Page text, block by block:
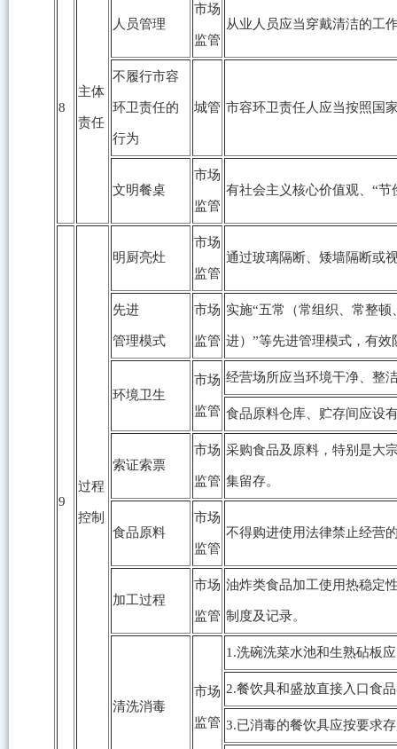
8
主体
责任
人员管理
市场
监管
从业人员应当穿戴清洁的工
不履行市容
环卫责任的
行为
城管 市容环卫责任人应当按照国
文明餐桌
市场
监管
有社会主义核心价值观、“
9
过程
控制
明厨亮灶
市场
监管
通过玻璃隔断、矮墙隔断或
先进
管理模式
市场
监管
实施“五常（常组织、常整
进）”等先进管理模式，有
环境卫生
市场
监管
经营场所应当环境干净、整
食品原料仓库、贮存间应设
索证索票
市场
监管
采购食品及原料，特别是大
集留存。
食品原料
市场
监管
不得购进使用法律禁止经营
加工过程
市场
监管
油炸类食品加工使用热稳定
制度及记录。
清洗消毒
市场
监管
1.洗碗洗菜水池和生熟砧板
2.餐饮具和盛放直接入口食
3.已消毒的餐饮具应按要求